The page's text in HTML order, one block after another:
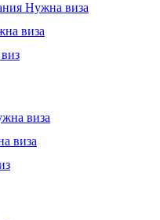
Нужна виза
виза
виза
виза